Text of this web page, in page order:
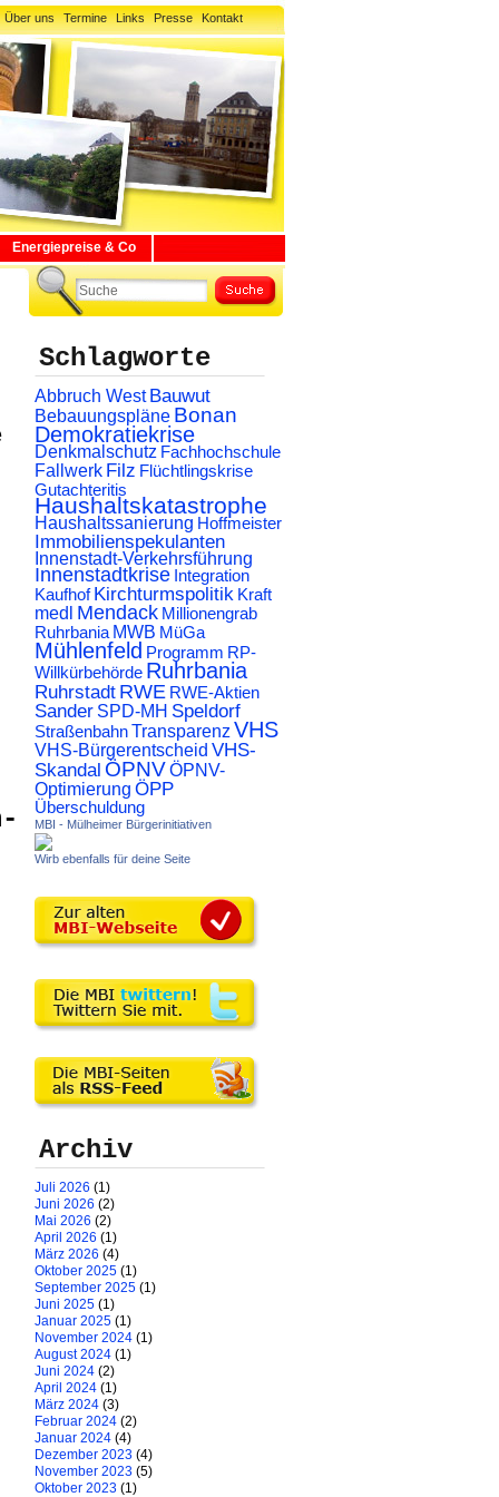
Über uns Termine Links Presse Kontakt
Energiepreise & Co
Schlagworte
Abbruch West Bauwut
Bebauungspläne Bonan
Demokratiekrise
Denkmalschutz Fachhochschule
Fallwerk Filz Flüchtlingskrise
Gutachteritis
Haushaltskatastrophe
Haushaltssanierung Hoffmeister
Immobilienspekulanten
Innenstadt-Verkehrsführung
Innenstadtkrise Integration
Kaufhof Kirchturmspolitik Kraft
medl Mendack Millionengrab
Ruhrbania MWB MüGa
Mühlenfeld Programm RP-
Willkürbehörde Ruhrbania
Ruhrstadt RWE RWE-Aktien
Sander SPD-MH Speldorf
StraßenbahnTransparenz VHS
VHS-Bürgerentscheid VHS-
Skandal ÖPNVÖPNV-
Optimierung ÖPP
Überschuldung
MBI - Mülheimer Bürgerinitiativen
Wirb ebenfalls für deine Seite
Archiv
Juli 2026 (1)
Juni 2026 (2)
Mai 2026 (2)
April 2026 (1)
März 2026 (4)
Oktober 2025 (1)
September 2025 (1)
Juni 2025 (1)
Januar 2025 (1)
November 2024 (1)
August 2024 (1)
Juni 2024 (2)
April 2024 (1)
März 2024 (3)
Februar 2024 (2)
Januar 2024 (4)
Dezember 2023 (4)
November 2023 (5)
Oktober 2023 (1)